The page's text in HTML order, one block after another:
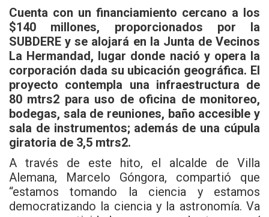
Cuenta con un financiamiento cercano a los
$140 millones, proporcionados por la
SUBDERE y se alojará en la Junta de Vecinos
La Hermandad, lugar donde nació y opera la
corporación dada su ubicación geográfica. El
proyecto contempla una infraestructura de
80 mtrs2 para uso de oficina de monitoreo,
bodegas, sala de reuniones, baño accesible y
sala de instrumentos; además de una cúpula
giratoria de 3,5 mtrs2.
A través de este hito, el alcalde de Villa
Alemana, Marcelo Góngora, compartió que
“estamos tomando la ciencia y estamos
democratizando la ciencia y la astronomía. Va